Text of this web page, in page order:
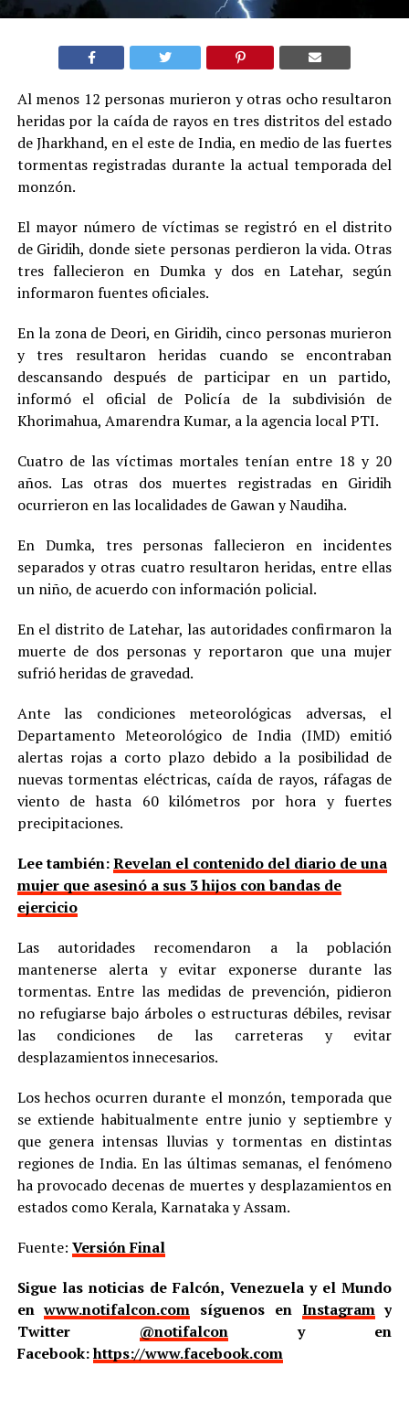
Al menos 12 personas murieron y otras ocho resultaron
heridas por la caída de rayos en tres distritos del estado
de Jharkhand, en el este de India, en medio de las fuertes
tormentas registradas durante la actual temporada del
monzón.
El mayor número de víctimas se registró en el distrito
de Giridih, donde siete personas perdieron la vida. Otras
tres fallecieron en Dumka y dos en Latehar, según
informaron fuentes oficiales.
En la zona de Deori, en Giridih, cinco personas murieron
y tres resultaron heridas cuando se encontraban
descansando después de participar en un partido,
informó el oficial de Policía de la subdivisión de
Khorimahua, Amarendra Kumar, a la agencia local PTI.
Cuatro de las víctimas mortales tenían entre 18 y 20
años. Las otras dos muertes registradas en Giridih
ocurrieron en las localidades de Gawan y Naudiha.
En Dumka, tres personas fallecieron en incidentes
separados y otras cuatro resultaron heridas, entre ellas
un niño, de acuerdo con información policial.
En el distrito de Latehar, las autoridades confirmaron la
muerte de dos personas y reportaron que una mujer
sufrió heridas de gravedad.
Ante las condiciones meteorológicas adversas, el
Departamento Meteorológico de India (IMD) emitió
alertas rojas a corto plazo debido a la posibilidad de
nuevas tormentas eléctricas, caída de rayos, ráfagas de
viento de hasta 60 kilómetros por hora y fuertes
precipitaciones.
Lee también:Revelan el contenido del diario de una
mujer que asesinó a sus 3 hijos con bandas de
ejercicio
Las autoridades recomendaron a la población
mantenerse alerta y evitar exponerse durante las
tormentas. Entre las medidas de prevención, pidieron
no refugiarse bajo árboles o estructuras débiles, revisar
las condiciones de las carreteras y evitar
desplazamientos innecesarios.
Los hechos ocurren durante el monzón, temporada que
se extiende habitualmente entre junio y septiembre y
que genera intensas lluvias y tormentas en distintas
regiones de India. En las últimas semanas, el fenómeno
ha provocado decenas de muertes y desplazamientos en
estados como Kerala, Karnataka y Assam.
Fuente: Versión Final
Sigue las noticias de Falcón, Venezuela y el Mundo
enwww.notifalcon.com síguenos en Instagramy
Twitter @notifalcony en
Facebook:https://www.facebook.com